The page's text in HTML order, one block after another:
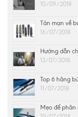
10/09/2018
Tản mạn về
16/07/2018
Hướng dẫn
13/07/2018
Top 6 hãng
11/07/2018
Mẹo để